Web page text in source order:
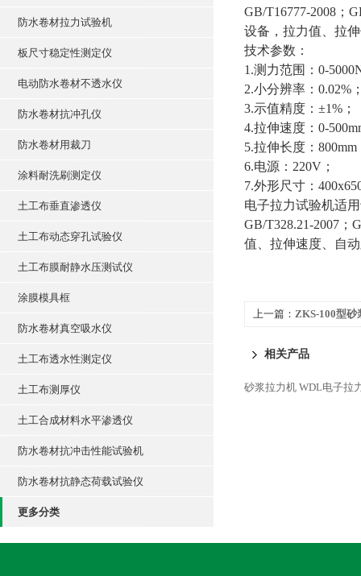
防水卷材拉力试验机
板尺寸稳定性测定仪
电动防水卷材不透水仪
防水卷材抗冲孔仪
防水卷材用裁刀
涂料耐洗刷测定仪
土工布垂直渗透仪
土工布动态穿孔试验仪
土工布膜耐静水压测试仪
涂膜模具框
防水卷材真空吸水仪
土工布透水性测定仪
土工布测厚仪
土工合成材料水平渗透仪
防水卷材抗冲击性能试验机
防水卷材抗静态荷载试验仪
更多分类
GB/T16777-2008；
设备，拉力值、拉
技术参数：
1.测力范围：0-
2.小分辨率：0.02%
3.示值精度：±1%；
4.拉伸速度：0-
5.拉伸长度：800mm
6.电源：220V；
7.外形尺寸：
电子拉力试验机适
GB/T328.21-2007；
值、拉伸速度、自
上一篇： ZKS-100型砂
相关产品
砂浆拉力机 WDL电子拉